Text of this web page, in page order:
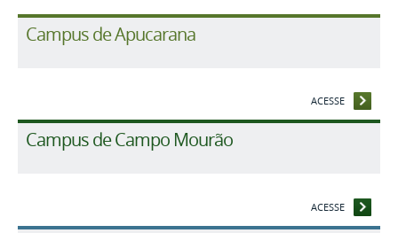
Campus de Apucarana
ACESSE
Campus de Campo Mourão
ACESSE